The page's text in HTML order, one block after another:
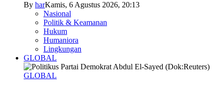
By harKamis, 6 Agustus 2026, 20:13
Nasional
Politik & Keamanan
Hukum
Humaniora
Lingkungan
GLOBAL
GLOBAL